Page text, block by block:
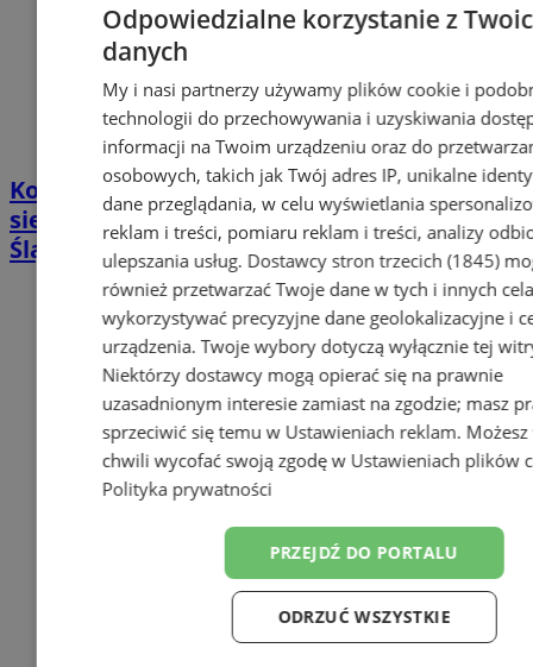
Koncert ku pamięci Richarda Kügelego 15
sierpnia w kościele WNMP w Wodzisławiu
Śląskim
Odpowiedzialne korzystanie z
danych
My i nasi partnerzy używamy plików cookie i
technologii do przechowywania i uzyskiwania
informacji na Twoim urządzeniu oraz do
osobowych, takich jak Twój adres IP, unikalne
dane przeglądania, w celu wyświetlania
reklam i treści, pomiaru reklam i treści, analizy
ulepszania usług. Dostawcy stron trzecich (1845)
również przetwarzać Twoje dane w tych i innych
wykorzystywać precyzyjne dane geolokalizacyjne i
urządzenia. Twoje wybory dotyczą wyłącznie tej
Niektórzy dostawcy mogą opierać się na prawnie
uzasadnionym interesie zamiast na zgodzie; masz
sprzeciwić się temu w Ustawieniach reklam.
chwili wycofać swoją zgodę w Ustawieniach plików
Polityka prywatności
PRZEJDŹ DO PORTALU
ODRZUĆ WSZYSTKIE